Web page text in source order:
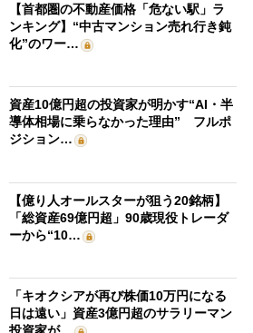
【首都圏の不動産価格「危ない駅」ラ
ンキング】“中古マンション売れ行き鈍
化”のワー…
資産10億円超の投資家が明かす“AI・半
導体相場に乗らなかった理由” フルポ
ジション…
【億り人オールスターが狙う20銘柄】
「総資産69億円超」90歳現役トレーダ
ーから“10…
「キオクシアが再び株価10万円になる
日は遠い」資産3億円超のサラリーマン